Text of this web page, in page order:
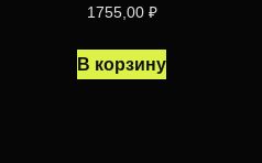
1755,00 ₽
В корзину